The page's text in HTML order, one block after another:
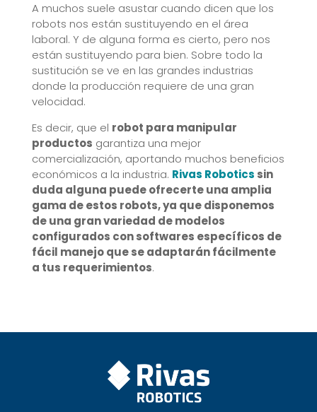
A muchos suele asustar cuando dicen que los
robots nos están sustituyendo en el área
laboral. Y de alguna forma es cierto, pero nos
están sustituyendo para bien. Sobre todo la
sustitución se ve en las grandes industrias
donde la producción requiere de una gran
velocidad.
Es decir, que el robot para manipular
productos garantiza una mejor
comercialización, aportando muchos beneficios
económicos a la industria. Rivas Robotics sin
duda alguna puede ofrecerte una amplia
gama de estos robots, ya que disponemos
de una gran variedad de modelos
configurados con softwares específicos de
fácil manejo que se adaptarán fácilmente
a tus requerimientos.